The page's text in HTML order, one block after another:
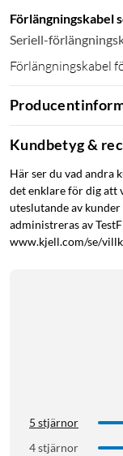
Förlängningskabel
Seriell-
Förlängningskabel
Kundbetyg &
Här ser du vad andra
det enklare för dig att
uteslutande av
administreras av
www.kjell.com/se/
5 stjärnor
4 stjärnor